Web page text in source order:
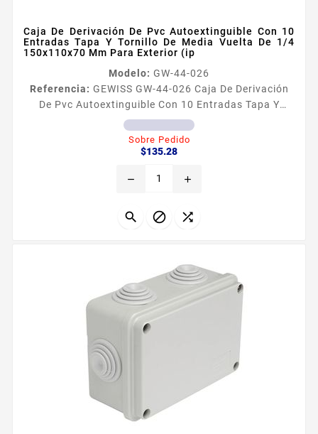
Caja De Derivación De Pvc Autoextinguible Con 10
Entradas Tapa Y Tornillo De Media Vuelta De 1/4
150x110x70 Mm Para Exterior (ip
Modelo: GW-44-026
Referencia: GEWISS GW-44-026 Caja De Derivación
De Pvc Autoextinguible Con 10 Entradas Tapa Y
Tornillo De Media Vuelta De 1/4 150x110x70 Mm
Para Exterior (ip Caracteriacutesticas Generales Caja
de PVC autoextinguible libre de haloacutegenos
in Ancho x Alto x Profundidad Nuacutemero de
60degC Grado de...
Sobre Pedido
$135.28Precio
remove add
  